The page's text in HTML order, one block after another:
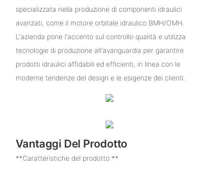
specializzata nella produzione di componenti idraulici
avanzati, come il motore orbitale idraulico BMH/OMH.
L'azienda pone l'accento sul controllo qualità e utilizza
tecnologie di produzione all'avanguardia per garantire
prodotti idraulici affidabili ed efficienti, in linea con le
moderne tendenze del design e le esigenze dei clienti.
Vantaggi Del Prodotto
**Caratteristiche del prodotto:**